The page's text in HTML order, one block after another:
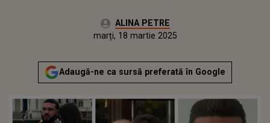
Autor:ALINA PETRE
Publicat:
marți, 18 martie 2025
Adaugă-ne ca sursă preferată în Google